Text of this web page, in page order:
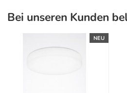
Bei unseren Kunden
NEU